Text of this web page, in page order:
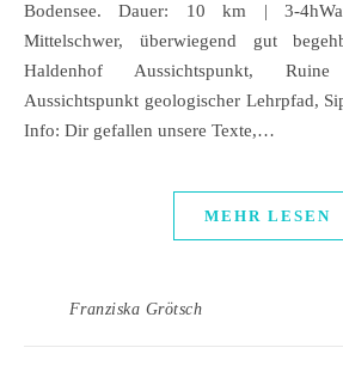
Bodensee. Dauer: 10 km | 3-
Mittelschwer, überwiegend gut
Haldenhof Aussichtspunkt,
Aussichtspunkt geologischer Lehrpfad,
Info: Dir gefallen unsere Texte,…
MEHR LESEN
Franziska Grötsch